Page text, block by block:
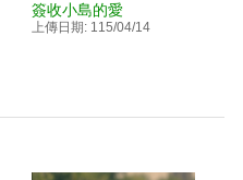
簽收小島的愛
上傳日期: 115/04/14